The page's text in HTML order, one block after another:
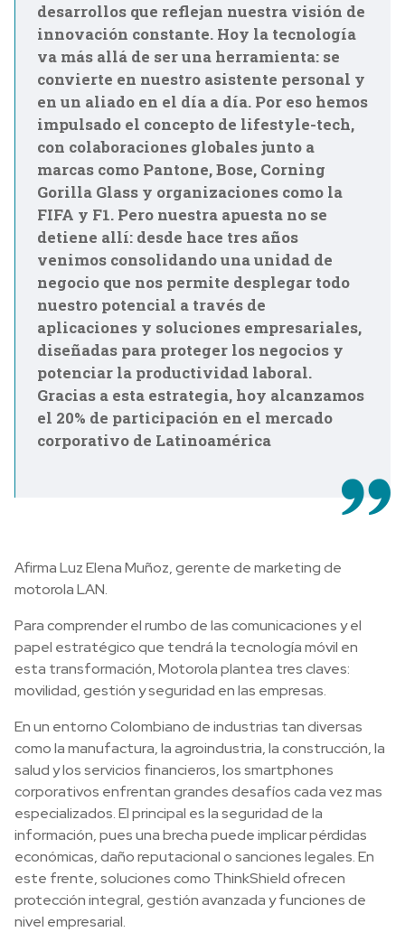
desarrollos que reflejan nuestra visión de
innovación constante. Hoy la tecnología
va más allá de ser una herramienta: se
convierte en nuestro asistente personal y
en un aliado en el día a día. Por eso hemos
impulsado el concepto de lifestyle-tech,
con colaboraciones globales junto a
marcas como Pantone, Bose, Corning
Gorilla Glass y organizaciones como la
FIFA y F1. Pero nuestra apuesta no se
detiene allí: desde hace tres años
venimos consolidando una unidad de
negocio que nos permite desplegar todo
nuestro potencial a través de
aplicaciones y soluciones empresariales,
diseñadas para proteger los negocios y
potenciar la productividad laboral.
Gracias a esta estrategia, hoy alcanzamos
el 20% de participación en el mercado
corporativo de Latinoamérica
Afirma Luz Elena Muñoz, gerente de marketing de
motorola LAN.
Para comprender el rumbo de las comunicaciones y el
papel estratégico que tendrá la tecnología móvil en
esta transformación, Motorola plantea tres claves:
movilidad, gestión y seguridad en las empresas.
En un entorno Colombiano de industrias tan diversas
como la manufactura, la agroindustria, la construcción, la
salud y los servicios financieros, los smartphones
corporativos enfrentan grandes desafíos cada vez mas
especializados. El principal es la seguridad de la
información, pues una brecha puede implicar pérdidas
económicas, daño reputacional o sanciones legales. En
este frente, soluciones como ThinkShield ofrecen
protección integral, gestión avanzada y funciones de
nivel empresarial.